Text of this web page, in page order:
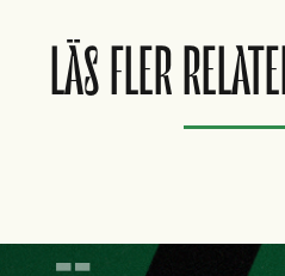
LÄS FLER